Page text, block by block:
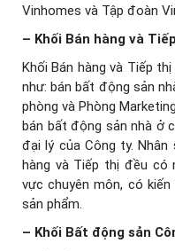
Vinhomes và Tập đoàn
– Khối Bán hàng và
Khối Bán hàng và Tiếp
như: bán bất động sản
phòng và Phòng
bán bất động sản nhà ở
đại lý của Công ty.
hàng và Tiếp thị đều có
vực chuyên môn, có
sản phẩm.
– Khối Bất động sản